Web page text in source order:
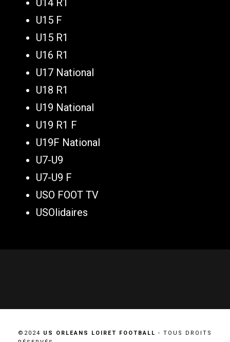
U14 R1
U15 F
U15 R1
U16 R1
U17 National
U18 R1
U19 National
U19 R1 F
U19F National
U7-U9
U7-U9 F
USO FOOT TV
USOlidaires
©2024 US ORLEANS LOIRET FOOTBALL - TOUS DROITS